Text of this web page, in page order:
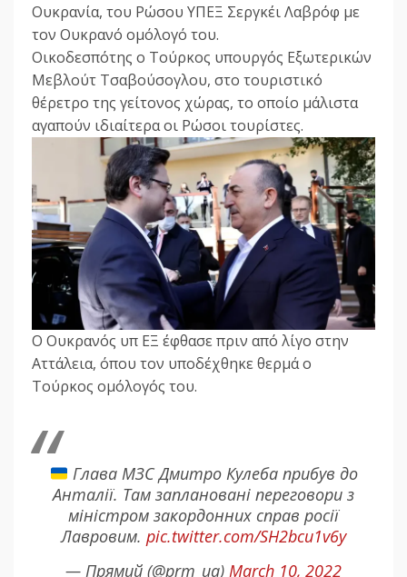
Ουκρανία, του Ρώσου ΥΠΕΞ Σεργκέι Λαβρόφ με
τον Ουκρανό ομόλογό του.
Οικοδεσπότης ο Τούρκος υπουργός Εξωτερικών
Μεβλούτ Τσαβούσογλου, στο τουριστικό
θέρετρο της γείτονος χώρας, το οποίο μάλιστα
αγαπούν ιδιαίτερα οι Ρώσοι τουρίστες.
O Oυκρανός υπ ΕΞ έφθασε πριν από λίγο στην
Αττάλεια, όπου τον υποδέχθηκε θερμά ο
Τούρκος ομόλογός του.
Глава МЗС Дмитро Кулеба прибув до
Анталії. Там заплановані переговори з
міністром закордонних справ росії
Лавровим. pic.twitter.com/SH2bcu1v6y
— Прямий (@prm_ua) March 10, 2022